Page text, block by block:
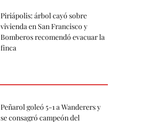
Piriápolis: árbol cayó sobre
vivienda en San Francisco y
Bomberos recomendó evacuar la
finca
Peñarol goleó 5-1 a Wanderers y
se consagró campeón del